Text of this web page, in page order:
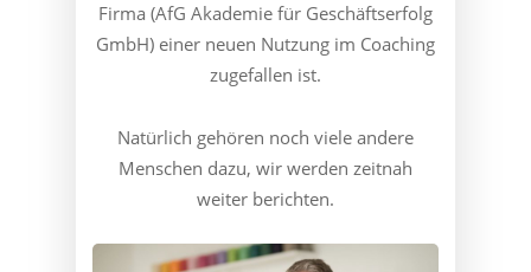
Firma (AfG Akademie für Geschäftserfolg
GmbH) einer neuen Nutzung im Coaching
zugefallen ist.
Natürlich gehören noch viele andere
Menschen dazu, wir werden zeitnah
weiter berichten.